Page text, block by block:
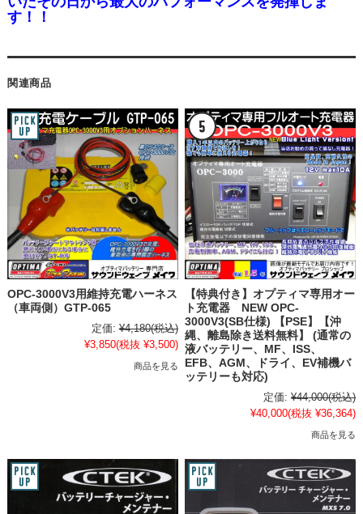
す！！
関連商品
OPC-3000V3用維持充電ハーネス
（車両側）GTP-065
定価: ¥4,180(税込)
¥3,850(税抜 ¥3,500)
商品を見る
【特典付き】オプティマ専用オー
ト充電器 NEW OPC-
3000V3(SB仕様) 【PSE】【沖
縄、離島除き送料無料】 (通常の
液バッテリー、MF、ISS、
EFB、AGM、ドライ、EV補機バ
ッテリーも対応)
定価: ¥44,000(税込)
¥40,000(税抜 ¥36,364)
商品を見る